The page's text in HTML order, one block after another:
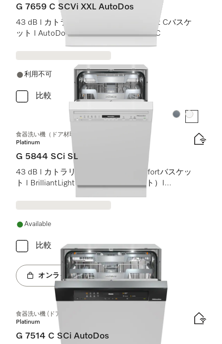
G 7659 C SCVi XXL AutoDos
43 dB I カトラリートレイ I ExtraComfort Cバスケ
ット I AutoDos I 高温洗浄・すすぎ 75 °C
利用不可
比較
カラー:カラー:
食器洗い機（ドア材取付専用タイプ、45 cm）
Platinum
G 5844 SCi SL
43 dB I カトラリートレイ I MaxiComfortバスケッ
ト I BrilliantLight（ブリリアントライト）I
Available
比較
オンラインショップへ
食器洗い機 (ドア材取付専用タイプ)
Platinum
G 7514 C SCi AutoDos